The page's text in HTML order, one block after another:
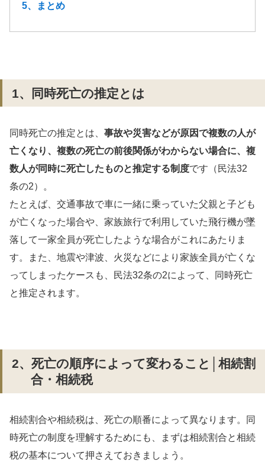
5、まとめ
1、同時死亡の推定とは
同時死亡の推定とは、 事故や災害などが原因で複数の人が
亡くなり、複数の死亡の前後関係がわからない場合に、複
数人が同時に死亡したものと推定する制度です（民法32
条の2）。
たとえば、交通事故で車に一緒に乗っていた父親と子ども
が亡くなった場合や、家族旅行で利用していた飛行機が墜
落して一家全員が死亡したような場合がこれにあたりま
す。また、地震や津波、火災などにより家族全員が亡くな
ってしまったケースも、民法32条の2によって、同時死亡
と推定されます。
2、死亡の順序によって変わること│相続割
合・相続税
相続割合や相続税は、死亡の順番によって異なります。同
時死亡の制度を理解するためにも、まずは相続割合と相続
税の基本について押さえておきましょう。